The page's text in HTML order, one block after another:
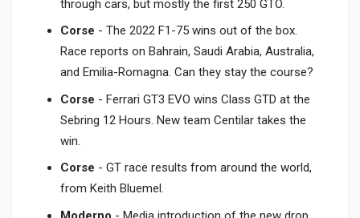
through cars, but mostly the first 250 GTO.
Corse - The 2022 F1-75 wins out of the box.
Race reports on Bahrain, Saudi Arabia, Australia,
and Emilia-Romagna. Can they stay the course?
Corse - Ferrari GT3 EVO wins Class GTD at the
Sebring 12 Hours. New team Centilar takes the
win.
Corse - GT race results from around the world,
from Keith Bluemel.